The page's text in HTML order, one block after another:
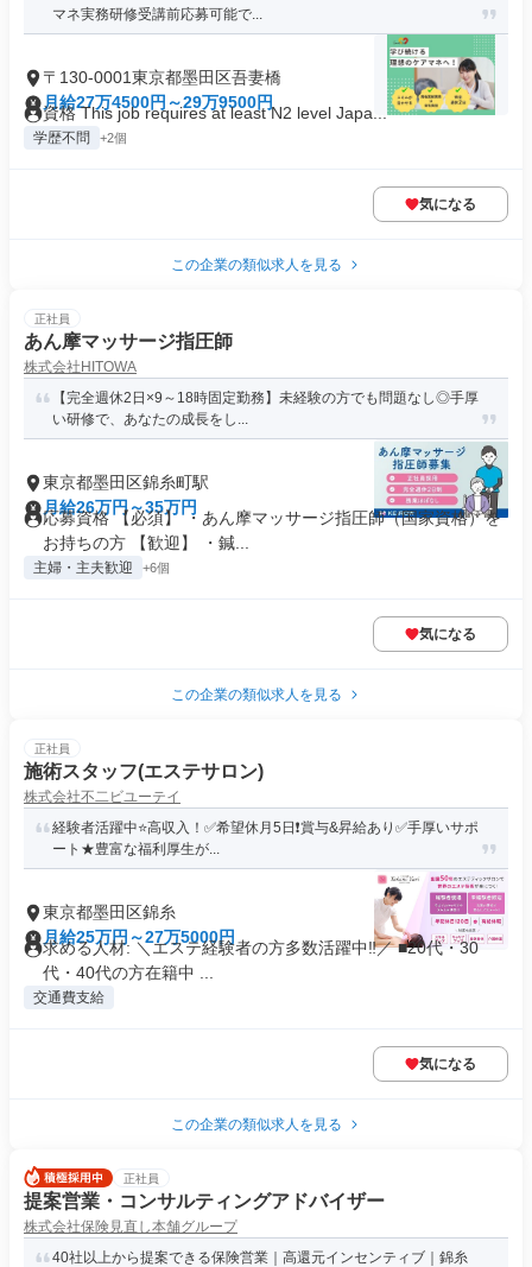
マネ実務研修受講前応募可能で...
〒130-0001東京都墨田区吾妻橋
月給27万4500円～29万9500円
資格 This job requires at least N2 level Japa...
学歴不問 +2個
気になる
この企業の類似求人を見る
正社員
あん摩マッサージ指圧師
株式会社HITOWA
【完全週休2日×9～18時固定勤務】未経験の方でも問題なし◎手厚
い研修で、あなたの成長をし...
東京都墨田区錦糸町駅
月給26万円～35万円
応募資格 【必須】 ・あん摩マッサージ指圧師（国家資格）を
お持ちの方 【歓迎】 ・鍼...
主婦・主夫歓迎 +6個
気になる
この企業の類似求人を見る
正社員
施術スタッフ(エステサロン)
株式会社不二ビユーテイ
経験者活躍中⭐️高収入！✅希望休月5日❗️賞与&昇給あり✅手厚いサポ
ート★豊富な福利厚生が...
東京都墨田区錦糸
月給25万円～27万5000円
求める人材: ＼エステ経験者の方多数活躍中‼／ ■20代・30
代・40代の方在籍中 ...
交通費支給
気になる
この企業の類似求人を見る
正社員
提案営業・コンサルティングアドバイザー
株式会社保険見直し本舗グループ
40社以上から提案できる保険営業｜高還元インセンティブ｜錦糸